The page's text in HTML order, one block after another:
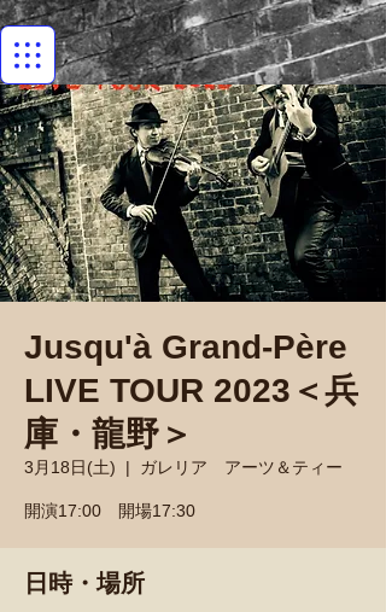
Jusqu'à Grand-Père
LIVE TOUR 2023＜兵
庫・龍野＞
3月18日(土)
  |
ガレリア アーツ＆ティー
開演17:00 開場17:30
日時・場所